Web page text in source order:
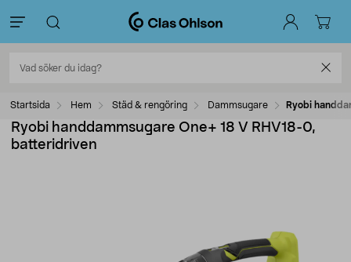
Startsida Hem Städ & rengöring Dammsugare Ryobi
Ryobi handdammsugare One+ 18 V RHV18-0,
batteridriven